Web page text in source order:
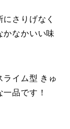
さりげなく
かなかいい味
ライム型 きゅ
品です！